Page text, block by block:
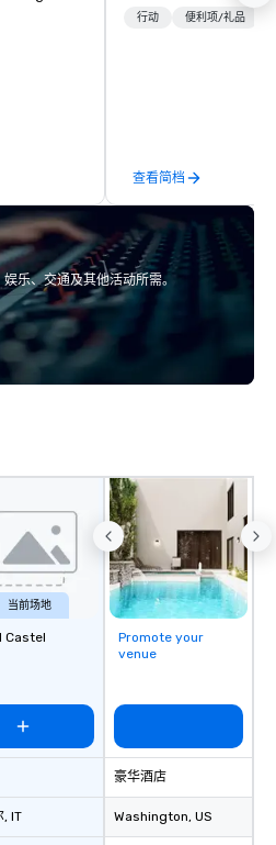
the
the
staff;
you travel
meetings, product
行动 便利项/礼品
查看简档
乐、交通及其他活动所需。
当前场地
Castel
, IT
Promote your
venue
豪华酒店
Washington, US